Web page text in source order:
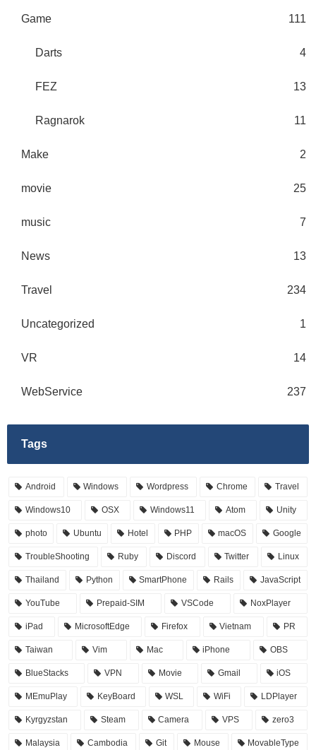
Game 111
Darts 4
FEZ 13
Ragnarok 11
Make 2
movie 25
music 7
News 13
Travel 234
Uncategorized 1
VR 14
WebService 237
Tags
Android Windows Wordpress Chrome Travel
Windows10 OSX Windows11 Atom Unity
photo Ubuntu Hotel PHP macOS Google
TroubleShooting Ruby Discord Twitter Linux
Thailand Python SmartPhone Rails JavaScript
YouTube Prepaid-SIM VSCode NoxPlayer
iPad MicrosoftEdge Firefox Vietnam PR
Taiwan Vim Mac iPhone OBS
BlueStacks VPN Movie Gmail iOS
MEmuPlay KeyBoard WSL WiFi LDPlayer
Kyrgyzstan Steam Camera VPS zero3
Malaysia Cambodia Git Mouse MovableType